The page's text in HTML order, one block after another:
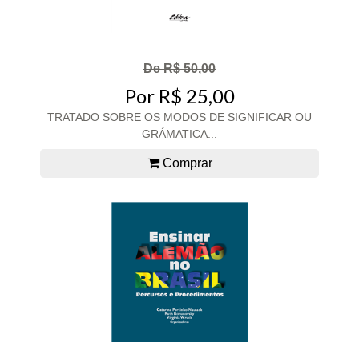
De R$ 50,00
Por R$ 25,00
TRATADO SOBRE OS MODOS DE SIGNIFICAR OU
GRÁMATICA...
Comprar